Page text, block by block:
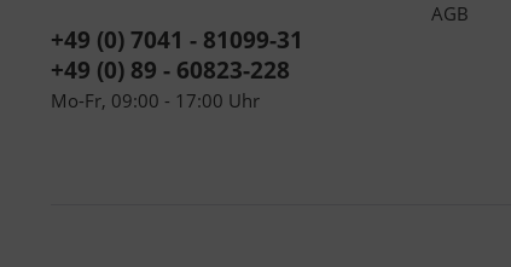
+49 (0) 7041 - 81099-31
+49 (0) 89 - 60823-228
Mo-Fr, 09:00 - 17:00 Uhr
AGB